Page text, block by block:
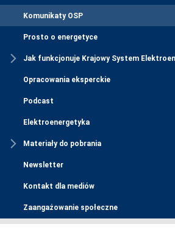
Komunikaty OSP
Prosto o energetyce
Jak funkcjonuje Krajowy System
Opracowania eksperckie
Podcast
Elektroenergetyka
Materiały do pobrania
Newsletter
Kontakt dla mediów
Zaangażowanie społeczne